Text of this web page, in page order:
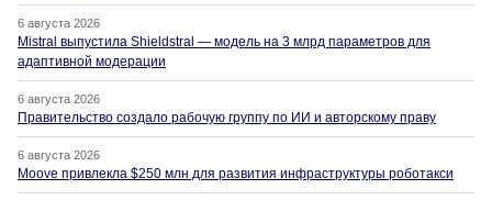
6 августа 2026
Mistral выпустила Shieldstral — модель на 3 млрд параметров для
адаптивной модерации
6 августа 2026
Правительство создало рабочую группу по ИИ и авторскому праву
6 августа 2026
Moove привлекла $250 млн для развития инфраструктуры роботакси